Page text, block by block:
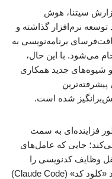
سیتنا، هوش
نرم‌افزار گذاشته و
برنامه‌نویسی به
می‌شود. با این حال،
شیوه‌های جدید همکاری
شده است.
فزاینده‌ای به سمت
جایی که عامل‌های
وظایف کدنویسی را
انجام دهند. این رویکرد در ابزارهایی مانند «کلود کد» (Claude Code)